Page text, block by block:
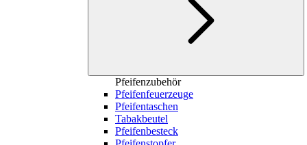
Pfeifenzubehör
Pfeifenfeuerzeuge
Pfeifentaschen
Tabakbeutel
Pfeifenbesteck